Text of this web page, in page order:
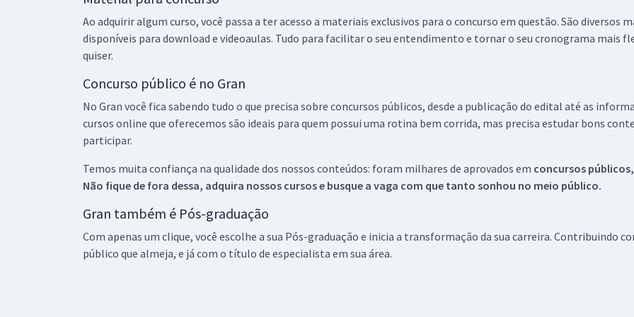
Ao adquirir algum curso, você passa a ter acesso a materiais exclusivos para o concurso em questão. São
disponíveis para download e videoaulas. Tudo para facilitar o seu entendimento e tornar o seu cronograma mais
quiser.
Concurso público é no Gran
No Gran você fica sabendo tudo o que precisa sobre concursos públicos, desde a publicação do edital até as
cursos online que oferecemos são ideais para quem possui uma rotina bem corrida, mas precisa estudar bons
participar.
Temos muita confiança na qualidade dos nossos conteúdos: foram milhares de aprovados em concursos
Não fique de fora dessa, adquira nossos cursos e busque a vaga com que tanto sonhou no meio público.
Gran também é Pós-graduação
Com apenas um clique, você escolhe a sua Pós-graduação e inicia a transformação da sua carreira. Contribuindo
público que almeja, e já com o título de especialista em sua área.